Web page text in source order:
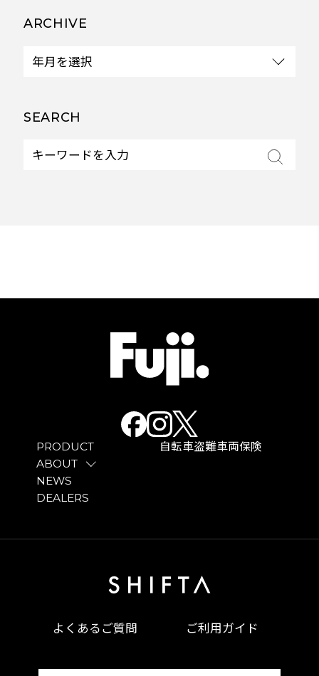
ARCHIVE
SEARCH
PRODUCT
ABOUT
NEWS
DEALERS
自転車盗難車両保険
よくあるご質問 ご利用ガイド